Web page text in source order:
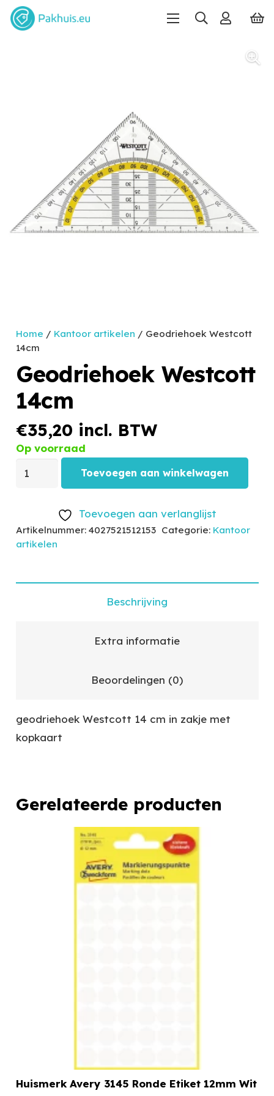
Home / Kantoor artikelen / Geodriehoek Westcott
14cm
Geodriehoek Westcott
14cm
€35,20 incl. BTW
Op voorraad
Toevoegen aan winkelwagen
Toevoegen aan verlanglijst
Artikelnummer: 4027521512153 Categorie: Kantoor
artikelen
Beschrijving
Extra informatie
Beoordelingen (0)
geodriehoek Westcott 14 cm in zakje met
kopkaart
Gerelateerde producten
Huismerk Avery 3145 Ronde Etiket 12mm Wit